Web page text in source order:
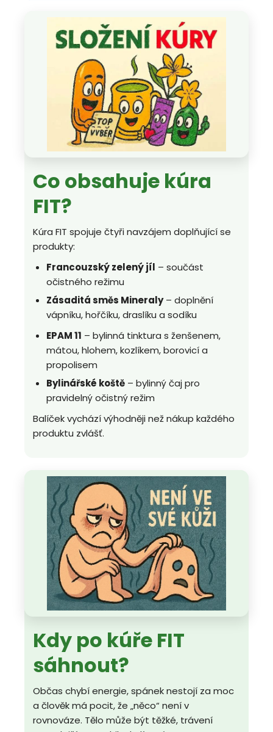
Co obsahuje kúra
FIT?
Kúra FIT spojuje čtyři navzájem doplňující se
produkty:
Francouzský zelený jíl – součást
očistného režimu
Zásaditá směs Mineraly– doplnění
vápníku, hořčíku, draslíku a sodíku
EPAM 11 – bylinná tinktura s ženšenem,
mátou, hlohem, kozlíkem, borovicí a
propolisem
Bylinářské koště – bylinný čaj pro
pravidelný očistný režim
Balíček vychází výhodněji než nákup každého
produktu zvlášť.
Kdy po kúře FIT
sáhnout?
Občas chybí energie, spánek nestojí za moc
a člověk má pocit, že „něco“ není v
rovnováze. Tělo může být těžké, trávení